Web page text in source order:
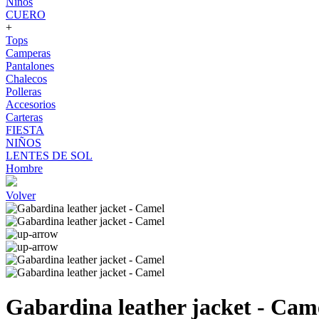
CUERO
+
Tops
Camperas
Pantalones
Chalecos
Polleras
Accesorios
Carteras
FIESTA
NIÑOS
LENTES DE SOL
Hombre
Volver
Gabardina leather jacket -